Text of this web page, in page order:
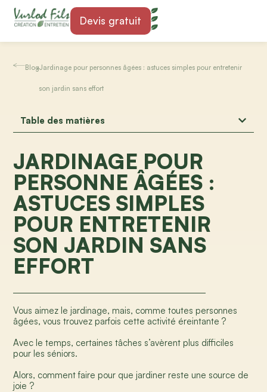
Devis gratuit
Blog
•Jardinage pour personnes âgées : astuces simples pour entretenir
son jardin sans effort
Table des matières
JARDINAGE POUR
PERSONNE ÂGÉES :
ASTUCES SIMPLES
POUR ENTRETENIR
SON JARDIN SANS
EFFORT
Vous aimez le jardinage, mais, comme toutes personnes
âgées, vous trouvez parfois cette activité éreintante ?
Avec le temps, certaines tâches s’avèrent plus difficiles
pour les séniors.
Alors, comment faire pour que jardiner reste une source de
joie ?